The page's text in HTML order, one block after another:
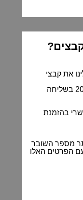
אלינו את קבצי
1. דרך האתר (ניתן לשלוח עד 20GB בשליחה
בהזמנת
מספר השובר
הפרטים האלו